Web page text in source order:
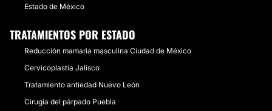
Estado de México
TRATAMIENTOS POR ESTADO
Reducción mamaria masculina Ciudad de México
Cervicoplastia Jalisco
Tratamiento antiedad Nuevo León
Cirugía del párpado Puebla